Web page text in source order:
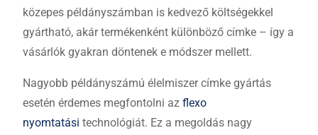
közepes példányszámban is kedvező költségekkel
gyártható, akár termékenként különböző címke – így a
vásárlók gyakran döntenek e módszer mellett.
Nagyobb példányszámú élelmiszer címke gyártás
esetén érdemes megfontolni az flexo
nyomtatási technológiát. Ez a megoldás nagy